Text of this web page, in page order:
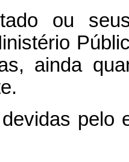
ou
ainda
pelo